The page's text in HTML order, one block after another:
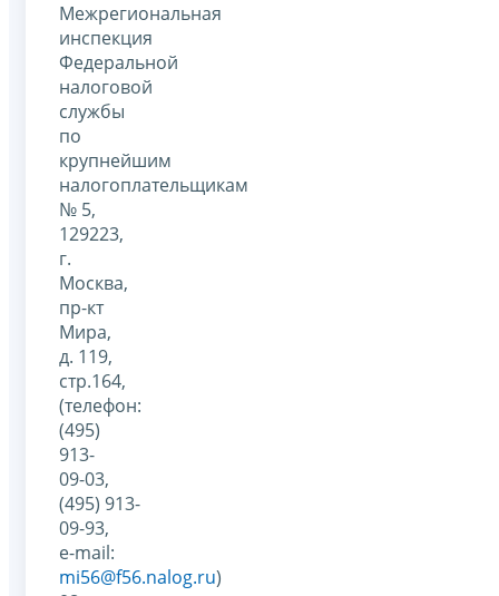
Межрегиональная
инспекция
Федеральной
налоговой
службы
по
крупнейшим
налогоплательщикам
№ 5,
129223,
г.
Москва,
пр-кт
Мира,
д. 119,
стр.164,
(телефон:
(495)
913-
09-03,
(495) 913-
09-93,
e-mail:
mi56@f56.nalog.ru)